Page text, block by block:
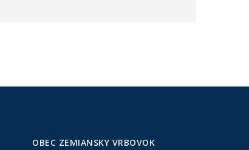
OBEC ZEMIANSKY VRBOVOK